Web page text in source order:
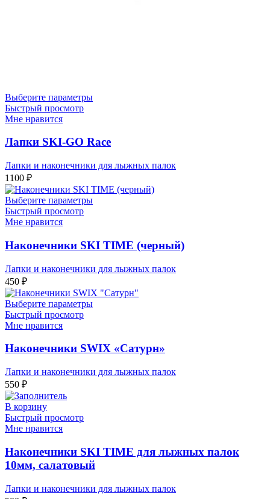
Выберите параметры
Быстрый просмотр
Мне нравится
Лапки SKI-GO Race
Лапки и наконечники для лыжных палок
1100 ₽
Выберите параметры
Быстрый просмотр
Мне нравится
Наконечники SKI TIME (черный)
Лапки и наконечники для лыжных палок
450 ₽
Выберите параметры
Быстрый просмотр
Мне нравится
Наконечники SWIX «Сатурн»
Лапки и наконечники для лыжных палок
550 ₽
В корзину
Быстрый просмотр
Мне нравится
Наконечники SKI TIME для лыжных палок
10мм, салатовый
Лапки и наконечники для лыжных палок